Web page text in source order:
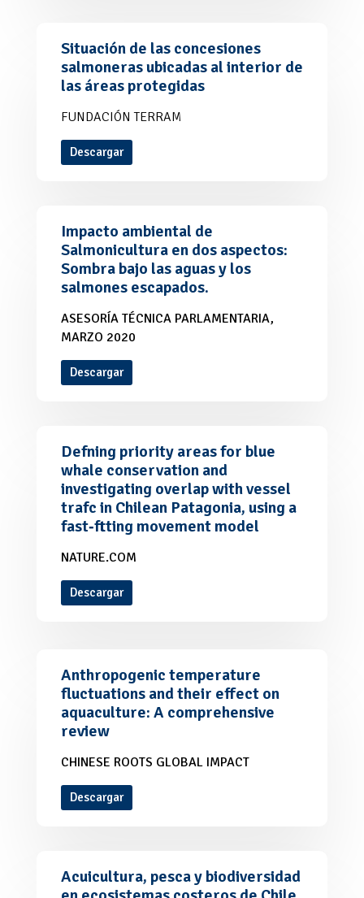
Situación de las concesiones
salmoneras ubicadas al interior de
las áreas protegidas
FUNDACIÓN TERRAM
Descargar
Impacto ambiental de
Salmonicultura en dos aspectos:
Sombra bajo las aguas y los
salmones escapados.
ASESORÍA TÉCNICA PARLAMENTARIA,
MARZO 2020
Descargar
Defning priority areas for blue
whale conservation and
investigating overlap with vessel
trafc in Chilean Patagonia, using a
fast‑ftting movement model
NATURE.COM
Descargar
Anthropogenic temperature
fluctuations and their effect on
aquaculture: A comprehensive
review
CHINESE ROOTS GLOBAL IMPACT
Descargar
Acuicultura, pesca y biodiversidad